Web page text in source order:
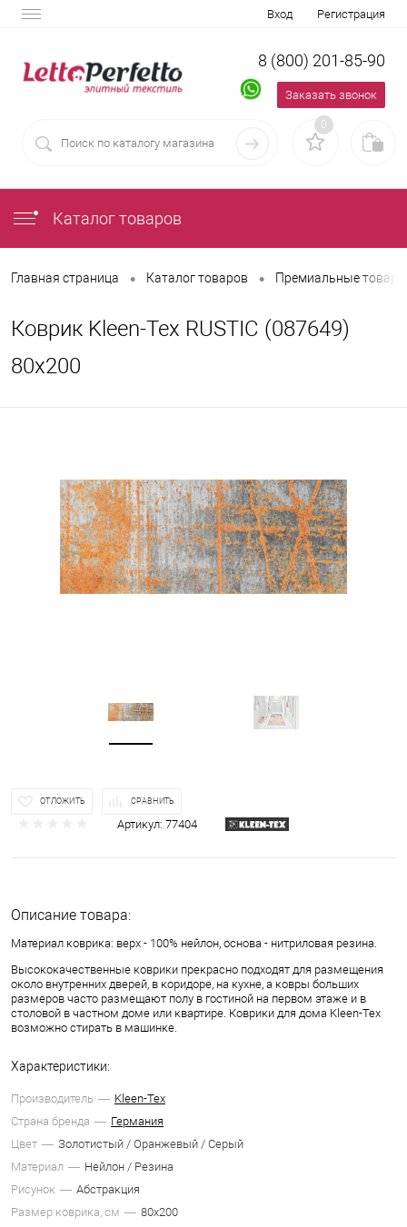
Вход Регистрация
8 (800) 201-85-90
Заказать звонок
0
Каталог товаров
Главная страница • Каталог товаров • Премиальные
Коврик Kleen-Tex RUSTIC (087649)
80х200
ОТЛОЖИТЬ СРАВНИТЬ
Артикул: 77404
Описание товара:
Материал коврика: верх - 100% нейлон, основа - нитриловая резина.
Высококачественные коврики прекрасно подходят для размещения
около внутренних дверей, в коридоре, на кухне, а ковры больших
размеров часто размещают полу в гостиной на первом этаже и в
столовой в частном доме или квартире. Коврики для дома Kleen-Tex
возможно стирать в машинке.
Характеристики:
Производитель
Kleen-Tex
Страна бренда
Германия
Цвет
Золотистый / Оранжевый / Серый
Материал
Нейлон / Резина
Рисунок
Абстракция
Размер коврика, см
80х200